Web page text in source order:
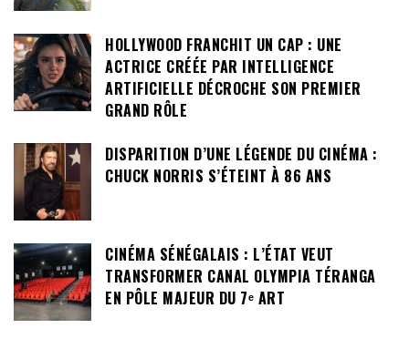
HOLLYWOOD FRANCHIT UN CAP : UNE
ACTRICE CRÉÉE PAR INTELLIGENCE
ARTIFICIELLE DÉCROCHE SON PREMIER
GRAND RÔLE
DISPARITION D’UNE LÉGENDE DU CINÉMA :
CHUCK NORRIS S’ÉTEINT À 86 ANS
CINÉMA SÉNÉGALAIS : L’ÉTAT VEUT
TRANSFORMER CANAL OLYMPIA TÉRANGA
EN PÔLE MAJEUR DU 7ᵉ ART